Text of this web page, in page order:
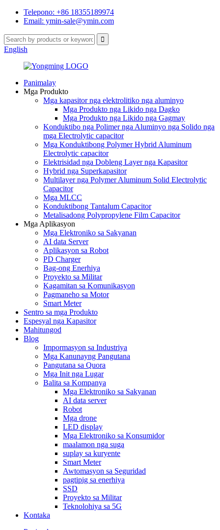
Telepono: +86 18355189974
Email: ymin-sale@ymin.com
English
Panimalay
Mga Produkto
Mga kapasitor nga elektrolitiko nga aluminyo
Mga Produkto nga Likido nga Dagko
Mga Produkto nga Likido nga Gagmay
Konduktibo nga Polimer nga Aluminyo nga Solido nga
mga Electrolytic capacitor
Mga Konduktibong Polymer Hybrid Aluminum
Electrolytic capacitor
Elektrisidad nga Dobleng Layer nga Kapasitor
Hybrid nga Superkapasitor
Multilayer nga Polymer Aluminum Solid Electrolytic
Capacitor
Mga MLCC
Konduktibong Tantalum Capacitor
Metalisadong Polypropylene Film Capacitor
Mga Aplikasyon
Mga Elektroniko sa Sakyanan
AI data Server
Aplikasyon sa Robot
PD Charger
Bag-ong Enerhiya
Proyekto sa Militar
Kagamitan sa Komunikasyon
Pagmaneho sa Motor
Smart Meter
Sentro sa mga Produkto
Espesyal nga Kapasitor
Mahitungod
Blog
Impormasyon sa Industriya
Mga Kanunayng Pangutana
Pangutana sa Quora
Mga Init nga Lugar
Balita sa Kompanya
Mga Elektroniko sa Sakyanan
AI data server
Robot
Mga drone
LED display
Mga Elektroniko sa Konsumidor
maalamon nga suga
suplay sa kuryente
Smart Meter
Awtomasyon sa Seguridad
pagtipig sa enerhiya
SSD
Proyekto sa Militar
Teknolohiya sa 5G
Kontaka